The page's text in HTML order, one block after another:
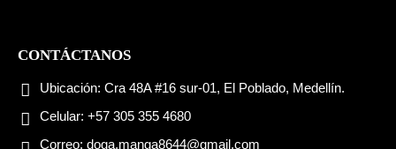
CONTÁCTANOS
Ubicación: Cra 48A #16 sur-01, El Poblado, Medellín.
Celular: +57 305 355 4680
Correo: doga.manga8644@gmail.com